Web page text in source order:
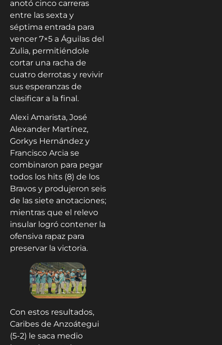
anotó cinco carreras
entre las sexta y
séptima entrada para
vencer 7×5 a Águilas del
Zulia, permitiéndole
cortar una racha de
cuatro derrotas y revivir
sus esperanzas de
clasificar a la final.
Alexi Amarista, José
Alexander Martínez,
Gorkys Hernández y
Francisco Arcia se
combinaron para pegar
todos los hits (8) de los
Bravos y produjeron seis
de las siete anotaciones;
mientras que el relevo
insular logró contener la
ofensiva rapaz para
preservar la victoria.
Con estos resultados,
Caribes de Anzoátegui
(5-2) le saca medio